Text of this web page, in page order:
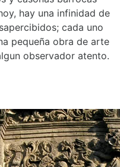
hay una infinidad de
cada uno
pequeña obra de arte
observador atento.